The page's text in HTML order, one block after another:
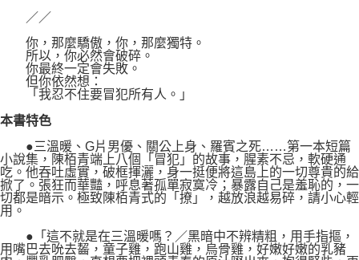
／／
你，那麼驕傲，你，那麼獨特。
所以，你必然會破碎。
你最終一定會失敗。
但你依然想：
「我忍不住要冒犯所有人。」
本書特色
●三溫暖、G片男優、關公上身、羅賓之死……第一本短篇
小說集，陳栢青端上八個「冒犯」的故事，腥素不忌，軟硬通
吃。他吞吐虛實，破框揮灑，身一挺便將這島上的一切尊貴的給
掀了。張狂而華豔，呼息著孤單寂寞冷；暴露自己是羞恥的，一
切都是暗示。極致陳栢青式的「撩」，越放浪越易碎，請小心輕
用。
●「這不就是在三溫暖嗎？／黑暗中不辨精粗，用手指摳，
用嘴巴去吮去齧，童子雞，跑山雞，烏骨雞，好嫩好嫩的乳豬